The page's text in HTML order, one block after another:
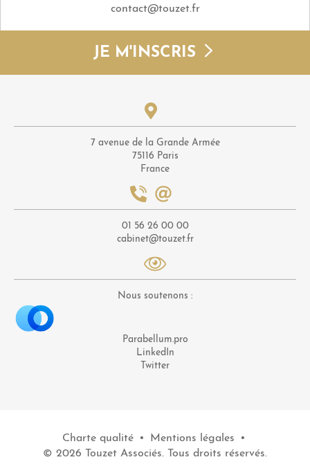
contact@touzet.fr
JE M'INSCRIS
7 avenue de la Grande Armée
75116 Paris
France
01 56 26 00 00
cabinet@touzet.fr
Nous soutenons :
Parabellum.pro
LinkedIn
Twitter
Charte qualité • Mentions légales
•
© 2026 Touzet Associés. Tous droits réservés.